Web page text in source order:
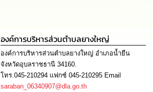
องค์การบริหารส่วนตำบลยางใหญ่
องค์การบริหารส่วนตำบลยางใหญ่ อำเภอน้ำยืน
จังหวัดอุบลราชธานี 34160.
โทร.045-210294 แฟกซ์ 045-210295 Email
saraban_06340907@dla.go.th